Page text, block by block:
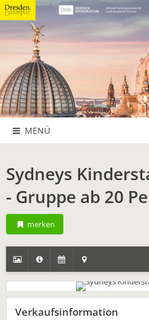
MENÜ
Sydneys
- Gruppe ab 20
merken
Verkaufsinformation